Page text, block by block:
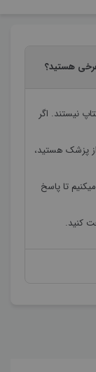
هستید؟
نیستند. اگر
از پزشک هستید،
تا پاسخ
کنید.